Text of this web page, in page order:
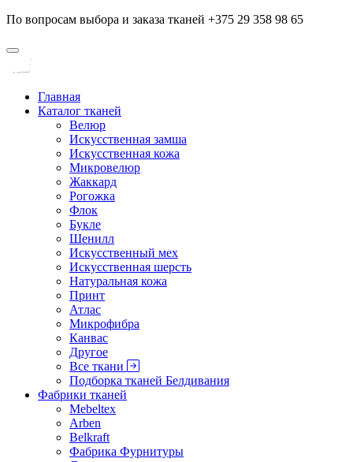
По вопросам выбора и заказа тканей +375 29 358 98 65
Главная
Каталог тканей
Велюр
Искусственная замша
Искусственная кожа
Микровелюр
Жаккард
Рогожка
Флок
Букле
Шенилл
Искусственный мех
Искусственная шерсть
Натуральная кожа
Принт
Атлас
Микрофибра
Канвас
Другое
Все ткани
Подборка тканей Белдивания
Фабрики тканей
Mebeltex
Arben
Belkraft
Фабрика Фурнитуры